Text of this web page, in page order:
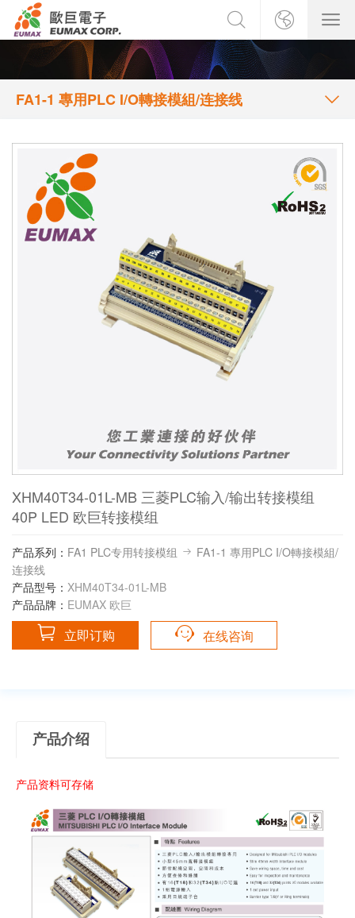
FA1-1 專用PLC I/O轉接模組/连接线
XHM40T34-01L-MB 三菱PLC输入/输出转接模组
40P LED 欧巨转接模组
产品系列： FA1 PLC专用转接模组
FA1-1 專用PLC I/O轉接模組/
连接线
产品型号： XHM40T34-01L-MB
产品品牌： EUMAX 欧巨
立即订购 在线咨询
产品介绍
产品资料可存储